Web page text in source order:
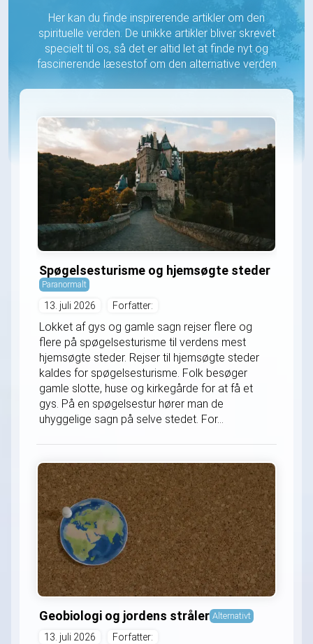
Her kan du finde inspirerende artikler om den
spirituelle verden. De unikke artikler bliver skrevet
specielt til os, så det er altid let at finde nyt og
fascinerende læsestof om den alternative verden
Spøgelsesturisme og hjemsøgte steder
Paranormalt
13. juli 2026 Forfatter:
Lokket af gys og gamle sagn rejser flere og
flere på spøgelsesturisme til verdens mest
hjemsøgte steder. Rejser til hjemsøgte steder
kaldes for spøgelsesturisme. Folk besøger
gamle slotte, huse og kirkegårde for at få et
gys. På en spøgelsestur hører man de
uhyggelige sagn på selve stedet. For...
Geobiologi og jordens stråler Alternativt
13. juli 2026 Forfatter: